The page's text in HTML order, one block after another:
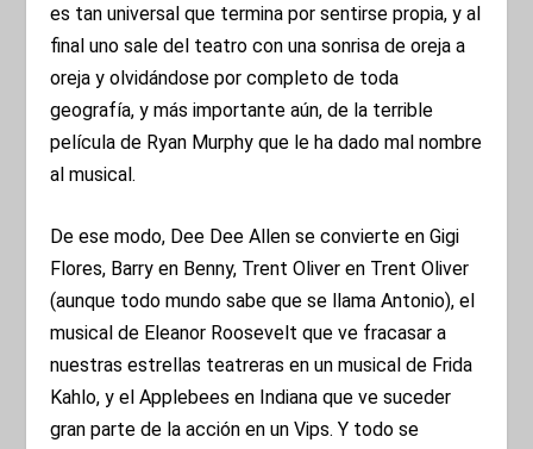
es tan universal que termina por sentirse propia, y al
final uno sale del teatro con una sonrisa de oreja a
oreja y olvidándose por completo de toda
geografía, y más importante aún, de la terrible
película de Ryan Murphy que le ha dado mal nombre
al musical.
De ese modo, Dee Dee Allen se convierte en Gigi
Flores, Barry en Benny, Trent Oliver en Trent Oliver
(aunque todo mundo sabe que se llama Antonio), el
musical de Eleanor Roosevelt que ve fracasar a
nuestras estrellas teatreras en un musical de Frida
Kahlo, y el Applebees en Indiana que ve suceder
gran parte de la acción en un Vips. Y todo se